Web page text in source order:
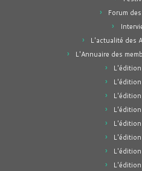
Forum
L'actualité des
L'Annuaire des